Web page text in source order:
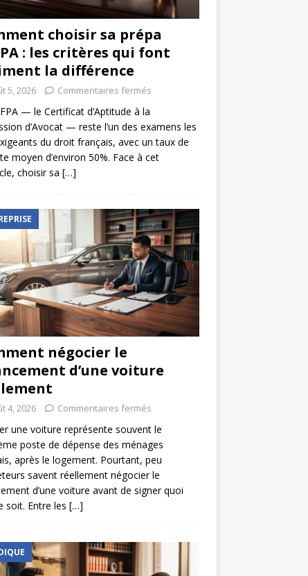
choisir sa prépa
: les critères qui font
la différence
5, 2026 Commentaires fermés
— le Certificat d’Aptitude à la
d’Avocat — reste l’un des examens les
du droit français, avec un taux de
moyen d’environ 50%. Face à cet
choisir sa […]
négocier le
d’une voiture
4, 2026 Commentaires fermés
une voiture représente souvent le
poste de dépense des ménages
après le logement. Pourtant, peu
savent réellement négocier le
d’une voiture avant de signer quoi
soit. Entre les […]